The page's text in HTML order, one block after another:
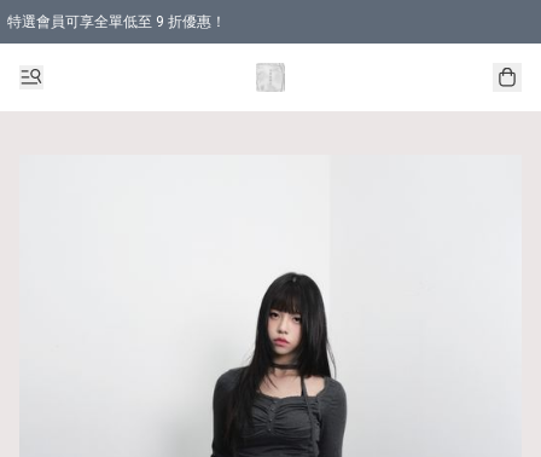
特選會員可享全單低至 9 折優惠！